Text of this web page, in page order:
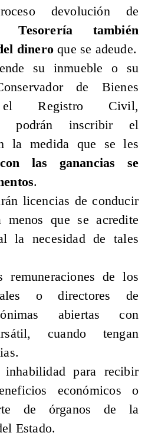
devolución de
Tesorería también
dineroque se adeude.
su inmueble o su
de Bienes
Registro Civil,
podrán inscribir el
la medida que se les
las ganancias se
.
licencias de conducir
menos que se acredite
la necesidad de tales
remuneraciones de los
o directores de
abiertas con
cuando tengan
inhabilidad para recibir
económicos o
de órganos de la
Estado.